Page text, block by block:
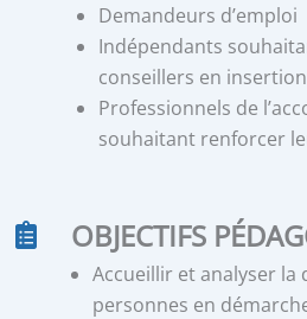
Demandeurs d’emploi
Indépendants
conseillers en insertion
Professionnels de
souhaitant renforcer
OBJECTIFS
Accueillir et analyser la
personnes en